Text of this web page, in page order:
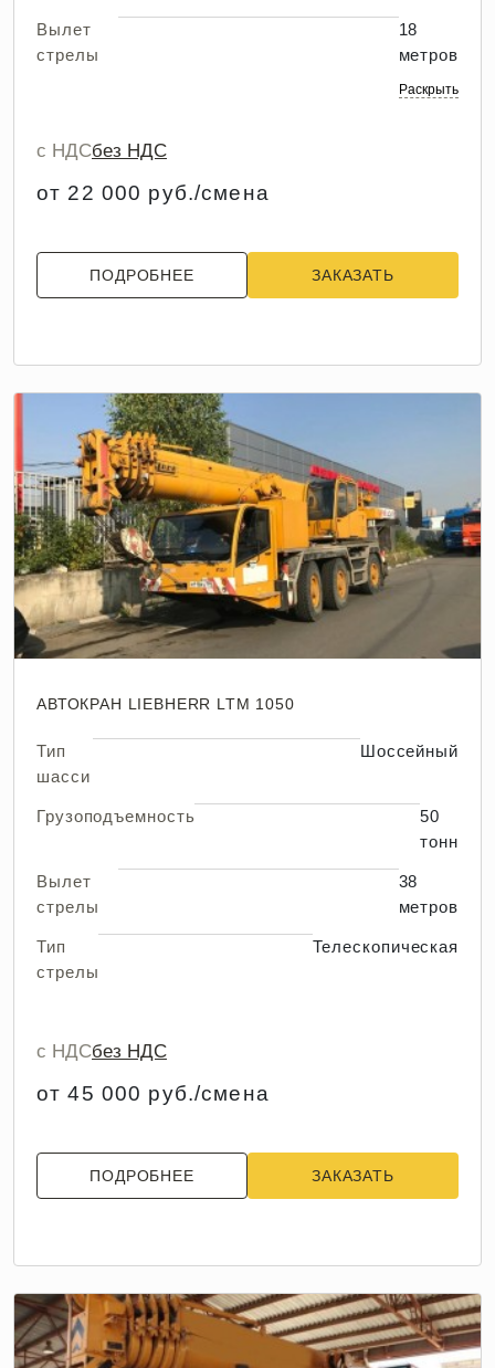
Вылет
стрелы
18
метров
Раскрыть
с НДСбез НДС
от 22 000 руб./смена
ПОДРОБНЕЕ ЗАКАЗАТЬ
АВТОКРАН LIEBHERR LTM 1050
Тип
шасси
Шоссейный
Грузоподъемность
50
тонн
Вылет
стрелы
38
метров
Тип
стрелы
Телескопическая
с НДСбез НДС
от 45 000 руб./смена
ПОДРОБНЕЕ ЗАКАЗАТЬ